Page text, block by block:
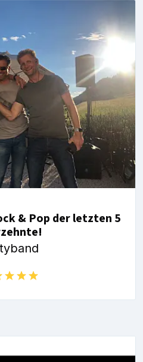
& Pop der letzten 5